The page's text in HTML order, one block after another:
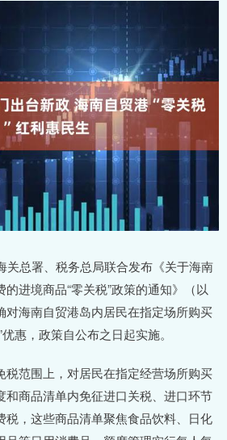
总署、税务总局联合发布《关于海南
进境商品“零关税”政策的通知》（以
对海南自贸港岛内居民在指定场所购买
惠，政策自公布之日起实施。
范围上，对居民在指定经营场所购买
和商品清单内免征进口关税、进口环节
税，这些商品清单聚焦食品饮料、日化